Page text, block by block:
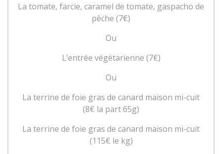
La tomate, farcie, caramel de tomate, gaspacho de
pêche (7€)
Ou
L’entrée végétarienne (7€)
Ou
La terrine de foie gras de canard maison mi-cuit
(8€ la part 65g)
La terrine de foie gras de canard maison mi-cuit
(115€ le kg)